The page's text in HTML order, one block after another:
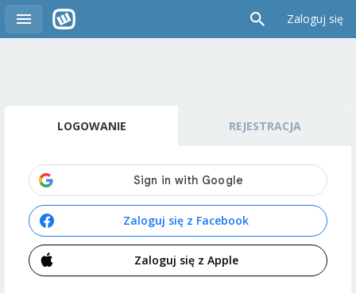
Zaloguj się
LOGOWANIE REJESTRACJA
Zaloguj się z Facebook
Zaloguj się z Apple